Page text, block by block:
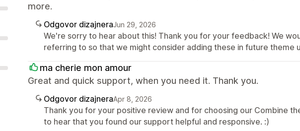
more.
Odgovor dizajneraJun 29, 2026
We're sorry to hear about this! Thank you for your feedback! We
referring to so that we might consider adding these in future theme
ma cherie mon amour
Great and quick support, when you need it. Thank you.
Odgovor dizajneraApr 8, 2026
Thank you for your positive review and for choosing our Combine
to hear that you found our support helpful and responsive. :)